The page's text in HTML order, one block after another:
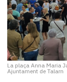
La plaça Anna Maria
Ajuntament de Talarn